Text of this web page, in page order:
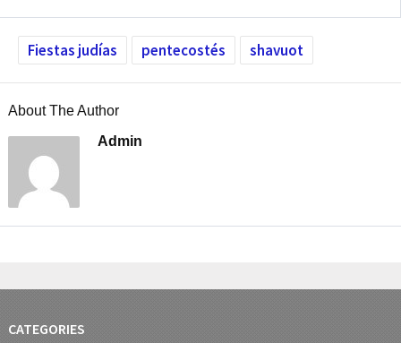
Fiestas judías pentecostés shavuot
About The Author
Admin
CATEGORIES